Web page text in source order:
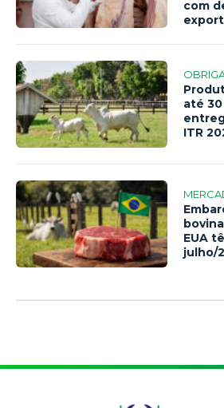
com
até
ITR
EUA
julho/